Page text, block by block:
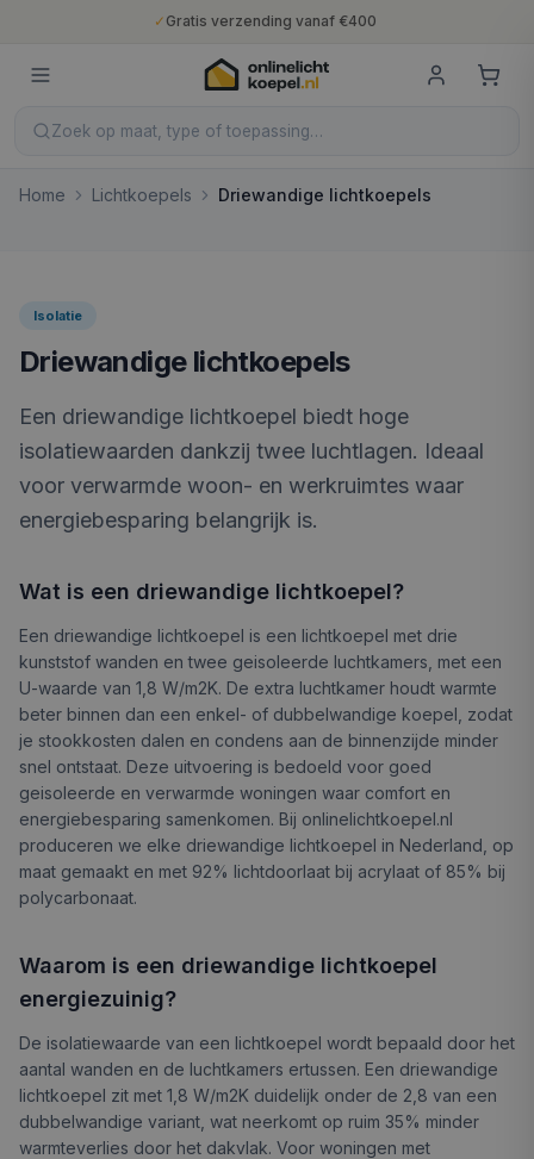
✓ Gratis verzending vanaf €400
10 jaar fabrieksgarantie
Nederlandse productie
Zoek op maat, type of toepassing…
Home Lichtkoepels Driewandige lichtkoepels
Isolatie
Driewandige lichtkoepels
Een driewandige lichtkoepel biedt hoge
isolatiewaarden dankzij twee luchtlagen. Ideaal
voor verwarmde woon- en werkruimtes waar
energiebesparing belangrijk is.
Wat is een driewandige lichtkoepel?
Een driewandige lichtkoepel is een lichtkoepel met drie
kunststof wanden en twee geisoleerde luchtkamers, met een
U-waarde van 1,8 W/m2K. De extra luchtkamer houdt warmte
beter binnen dan een enkel- of dubbelwandige koepel, zodat
je stookkosten dalen en condens aan de binnenzijde minder
snel ontstaat. Deze uitvoering is bedoeld voor goed
geisoleerde en verwarmde woningen waar comfort en
energiebesparing samenkomen. Bij onlinelichtkoepel.nl
produceren we elke driewandige lichtkoepel in Nederland, op
maat gemaakt en met 92% lichtdoorlaat bij acrylaat of 85% bij
polycarbonaat.
Waarom is een driewandige lichtkoepel
energiezuinig?
De isolatiewaarde van een lichtkoepel wordt bepaald door het
aantal wanden en de luchtkamers ertussen. Een driewandige
lichtkoepel zit met 1,8 W/m2K duidelijk onder de 2,8 van een
dubbelwandige variant, wat neerkomt op ruim 35% minder
warmteverlies door het dakvlak. Voor woningen met